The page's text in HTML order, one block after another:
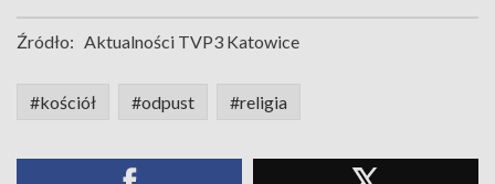
Źródło: Aktualności TVP3 Katowice
#kościół #odpust #religia